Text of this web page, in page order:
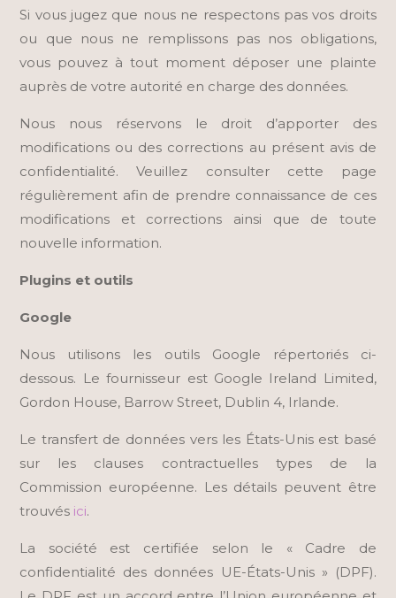
Si vous jugez que nous ne respectons pas vos droits
ou que nous ne remplissons pas nos obligations,
vous pouvez à tout moment déposer une plainte
auprès de votre autorité en charge des données.
Nous nous réservons le droit d’apporter des
modifications ou des corrections au présent avis de
confidentialité. Veuillez consulter cette page
régulièrement afin de prendre connaissance de ces
modifications et corrections ainsi que de toute
nouvelle information.
Plugins et outils
Google
Nous utilisons les outils Google répertoriés ci-
dessous. Le fournisseur est Google Ireland Limited,
Gordon House, Barrow Street, Dublin 4, Irlande.
Le transfert de données vers les États-Unis est basé
sur les clauses contractuelles types de la
Commission européenne. Les détails peuvent être
trouvés ici.
La société est certifiée selon le « Cadre de
confidentialité des données UE-États-Unis » (DPF).